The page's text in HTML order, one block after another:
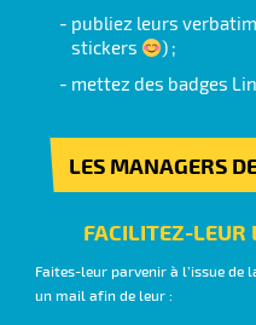
publiez leurs
stickers
) ;
mettez des badges
LES MANAGERS
FACILITEZ-LEUR
Faites-leur parvenir à l’issue
un mail afin de leur :